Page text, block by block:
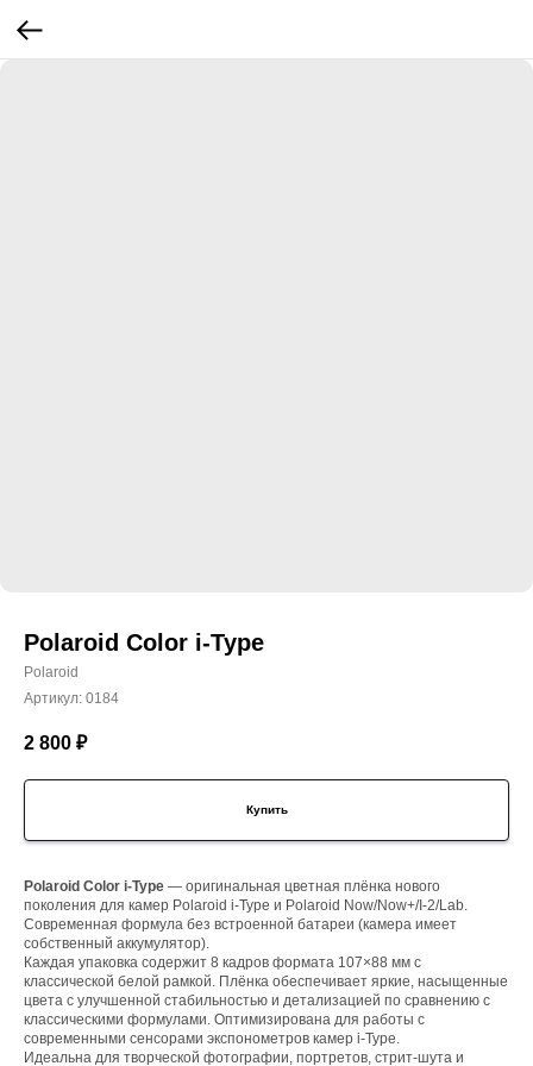
Polaroid Color i-Type
Polaroid
Артикул: 0184
2 800 ₽
Купить
Polaroid Color i-Type — оригинальная цветная плёнка нового
поколения для камер Polaroid i-Type и Polaroid Now/Now+/I-2/Lab.
Современная формула без встроенной батареи (камера имеет
собственный аккумулятор).
Каждая упаковка содержит 8 кадров формата 107×88 мм с
классической белой рамкой. Плёнка обеспечивает яркие, насыщенные
цвета с улучшенной стабильностью и детализацией по сравнению с
классическими формулами. Оптимизирована для работы с
современными сенсорами экспонометров камер i-Type.
Идеальна для творческой фотографии, портретов, стрит-шута и